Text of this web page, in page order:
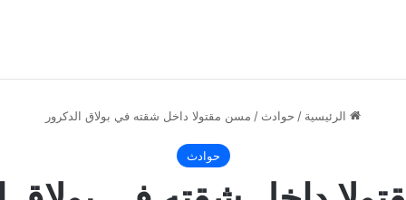
الرئيسية / حوادث / مسن مقتولا داخل شقته في بولاق الدكرور
حوادث